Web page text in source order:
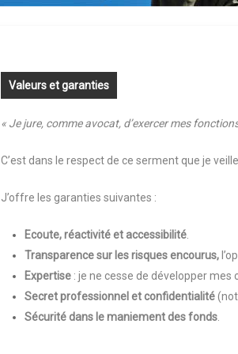
Valeurs et garanties
« Je jure, comme avocat, d’exercer mes
C’est dans le respect de ce serment que je
J’offre les garanties suivantes :
Ecoute, réactivité et accessibilité
Transparence sur les risques encourus,
Expertise : je ne cesse de développer
Secret professionnel et confidentialité
Sécurité dans le maniement des fonds